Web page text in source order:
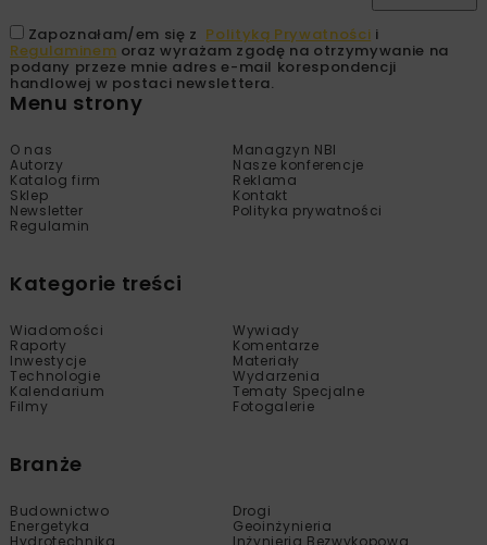
Zapoznałam/em się z Polityką Prywatności i
Regulaminem oraz wyrażam zgodę na otrzymywanie na
podany przeze mnie adres e-mail korespondencji
handlowej w postaci newslettera.
Menu strony
O nas
Managzyn NBI
Autorzy
Nasze konferencje
Katalog firm
Reklama
Sklep
Kontakt
Newsletter
Polityka prywatności
Regulamin
Kategorie treści
Wiadomości
Wywiady
Raporty
Komentarze
Inwestycje
Materiały
Technologie
Wydarzenia
Kalendarium
Tematy Specjalne
Filmy
Fotogalerie
Branże
Budownictwo
Drogi
Energetyka
Geoinżynieria
Hydrotechnika
Inżynieria Bezwykopowa